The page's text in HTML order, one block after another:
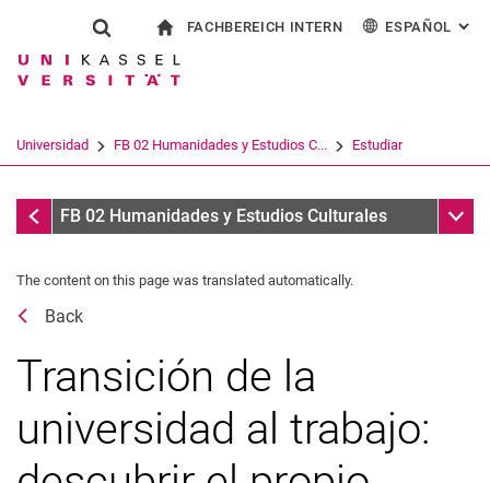
Jump directly to: content
Jump directly to: search
Jump directly to: main
Show search form
Search term
Search (opens an external link in a
FACHBEREICH INTERN ESPAÑOL :
Universidad FB 02 Humanidades y Estudios C... Estudiar
Coordinación de prácticas
FB 02 Humanidades y Estudios Culturales Sub
En la universidad
Fin del programa de estudios
The content on this page was translated automatically.
Back
Transición de la
universidad al trabajo: